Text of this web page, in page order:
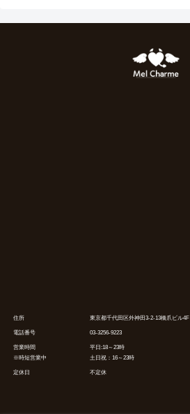
住所 東京都千代田区外神田3-2-13橋爪ビル4F
電話番号 03-3256-9223
営業時間
※時短営業中
平日:18～23時
土日祝：16～23時
定休日 不定休